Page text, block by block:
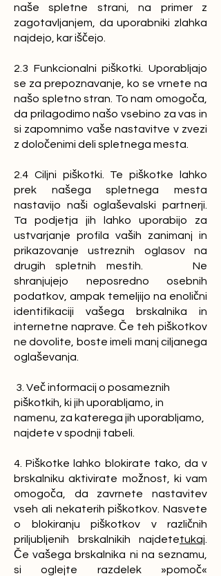
naše spletne strani, na primer z
zagotavljanjem, da uporabniki zlahka
najdejo, kar iščejo.
2.3 Funkcionalni piškotki. Uporabljajo
se za prepoznavanje, ko se vrnete na
našo spletno stran. To nam omogoča,
da prilagodimo našo vsebino za vas in
si zapomnimo vaše nastavitve v zvezi
z določenimi deli spletnega mesta.
2.4 Ciljni piškotki. Te piškotke lahko
prek našega spletnega mesta
nastavijo naši oglaševalski partnerji.
Ta podjetja jih lahko uporabijo za
ustvarjanje profila vaših zanimanj in
prikazovanje ustreznih oglasov na
drugih spletnih mestih. Ne
shranjujejo neposredno osebnih
podatkov, ampak temeljijo na enolični
identifikaciji vašega brskalnika in
internetne naprave. Če teh piškotkov
ne dovolite, boste imeli manj ciljanega
oglaševanja.
3. Več informacij o posameznih
piškotkih, ki jih uporabljamo, in
namenu, za katerega jih uporabljamo,
najdete v spodnji tabeli.
4. Piškotke lahko blokirate tako, da v
brskalniku aktivirate možnost, ki vam
omogoča, da zavrnete nastavitev
vseh ali nekaterih piškotkov. Nasvete
o blokiranju piškotkov v različnih
priljubljenih brskalnikih najdetetukaj
Če vašega brskalnika ni na seznamu,
si oglejte razdelek »pomoč«